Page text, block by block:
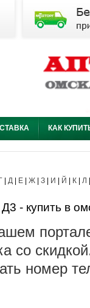
КАК
Г Д Е Ж З И Й К Л
- купить в
со
номер